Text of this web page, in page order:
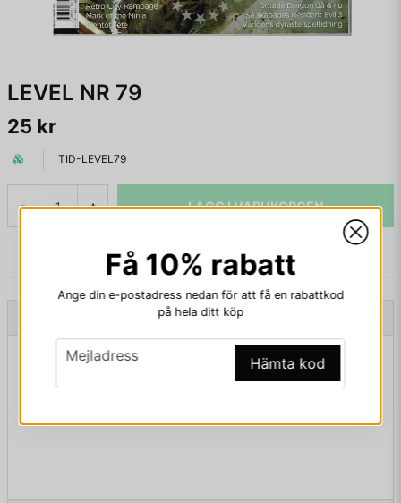
LEVEL NR 79
25 kr
TID-LEVEL79
- + LÄGG I VARUKORGEN
Beskrivning av LEVEL NR 79
LEVEL NR 79
Få 10% rabatt
Ange din e-postadress nedan för att få en rabattkod
på hela ditt köp
email
Mejladress Hämta kod